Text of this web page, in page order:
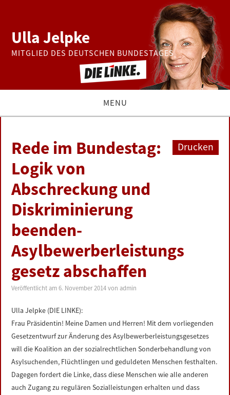
Ulla Jelpke
MITGLIED DES DEUTSCHEN BUNDESTAGES
MENU
BUNDESTAG
PRESSE
ZUR PERSON
LINKS
DATENSCHUTZERKLÄRUNG
Drucken
Rede im Bundestag:
Logik von
Abschreckung und
Diskriminierung
beenden-
Asylbewerberleistungs
gesetz abschaffen
Veröffentlicht am6. November 2014 vonadmin
Ulla Jelpke (DIE LINKE):
Frau Präsidentin! Meine Damen und Herren! Mit dem vorliegenden
Gesetzentwurf zur Änderung des Asylbewerberleistungsgesetzes
will die Koalition an der sozialrechtlichen Sonderbehandlung von
Asylsuchenden, Flüchtlingen und geduldeten Menschen festhalten.
Dagegen fordert die Linke, dass diese Menschen wie alle anderen
auch Zugang zu regulären Sozialleistungen erhalten und dass